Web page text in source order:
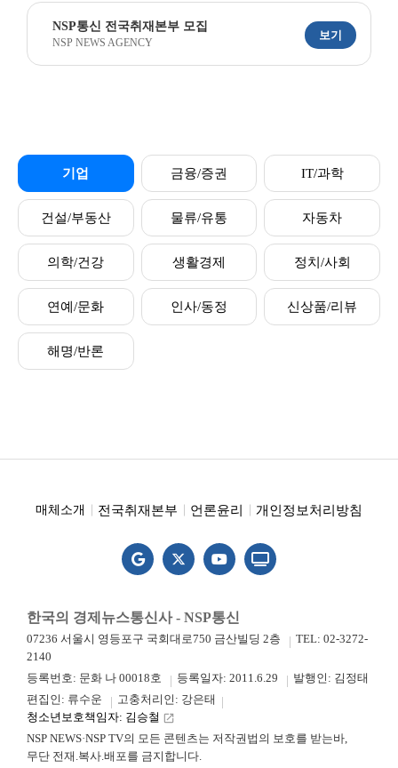
NSP통신 전국취재본부 모집
NSP NEWS AGENCY
보기
기업 금융/증권 IT/과학
건설/부동산 물류/유통 자동차
의학/건강 생활경제 정치/사회
연예/문화 인사/동정 신상품/리뷰
해명/반론
매체소개 전국취재본부 언론윤리 개인정보처리방침
한국의 경제뉴스통신사 - NSP통신
07236 서울시 영등포구 국회대로750 금산빌딩 2층
TEL: 02-3272-
2140
등록번호: 문화 나 00018호
등록일자: 2011.6.29
발행인: 김정태
편집인: 류수운
고충처리인: 강은태
청소년보호책임자: 김승철 launch
NSP NEWS·NSP TV의 모든 콘텐츠는 저작권법의 보호를 받는바,
무단 전재.복사.배포를 금지합니다.